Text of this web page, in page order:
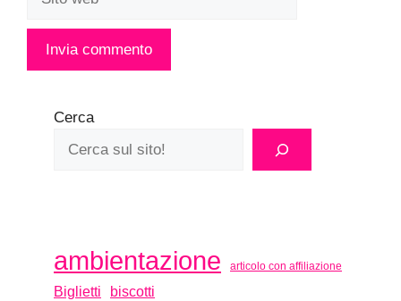
Cerca
ambientazione articolo con affiliazione
Biglietti biscotti